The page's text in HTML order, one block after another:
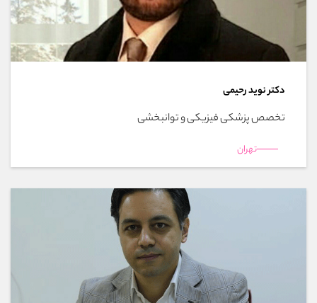
دکتر نوید رحیمی
تخصص پزشکی فیزیکی و توانبخشی
تهران